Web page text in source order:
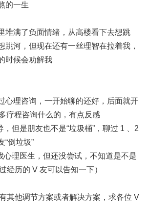
的一生
堆满了负面情绪，从高楼看下去想跳
跳河，但现在还有一丝理智在拉着我，
时候会劝解我
心理咨询，一开始聊的还好，后面就开
疗程咨询什么的，有点反感
但是朋友也不是“垃圾桶”，聊过 1 、2
“倒垃圾”
心理医生，但还没尝试，不知道是不是
经历的 V 友可以告知一下）
其他调节方案或者解决方案，求各位 V